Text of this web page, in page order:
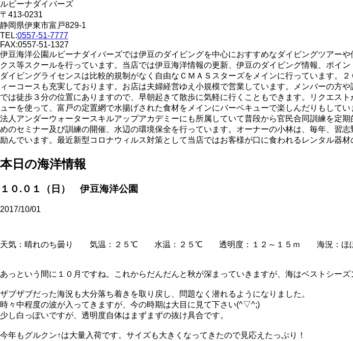
ルビーナダイバーズ
〒413-0231
静岡県伊東市富戸829-1
TEL:0557-51-7777
FAX:0557-51-1327
伊豆海洋公園ルビーナダイバーズでは伊豆のダイビングを中心におすすめなダイビングツアー
クス等スクールを行っています。当店では伊豆海洋情報の更新、伊豆のダイビング情報、ポイ
ダイビングライセンスは比較的規制がなく自由なＣＭＡＳスターズをメインに行っています。
ィーコースも充実しております。お店は夫婦経営ゆえ小規模で営業しています。メンバーの方
では徒歩３分の位置にありますので、早朝起きて散歩に気軽に行くこともできます。リクエス
ューを使って、富戸の定置網で水揚げされた食材をメインにバーベキューで楽しんだりもして
法人アンダーウォータースキルアップアカデミーにも所属していて普段から官民合同訓練を定
めのセミナー及び訓練の開催、水辺の環境保全を行っています。オーナーの小林は、毎年、習
励んでいます。最近新型コロナウィルス対策として当店ではお客様が口に食われるレンタル器材
本日の海洋情報
１０.０１（日） 伊豆海洋公園
2017/10/01
天気：晴れのち曇り 気温：２５℃ 水温：２５℃ 透明度：１２～１５ｍ 海況：ほ
あっという間に１０月ですね。これからだんだんと秋が深まっていきますが、海はベストシーズ
ザブザブだった海況も大分落ち着きを取り戻し、問題なく潜れるようになりました。
時々中程度の波が入ってきますが、今の時期は大目に見て下さい(^▽^;)
少し白っぽいですが、透明度自体はまずまずの抜け具合です。
今年もグルクン↑は大量入荷です。サイズも大きくなってきたので見応えたっぷり！